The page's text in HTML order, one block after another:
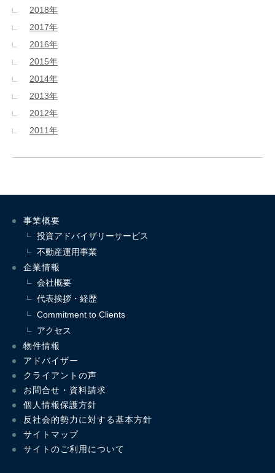
2018年
2017年
2016年
2015年
2014年
2013年
2012年
2011年
事業概要
投資アドバイザリーサービス
不動産運用事業
企業情報
会社概要
代表挨拶・経歴
Commitment to Clients
アクセス
物件情報
アドバイザー
クライアントの声
お問合せ・資料請求
個人情報保護方針
反社会的勢力に対する基本方針
サイトマップ
サイトのご利用について